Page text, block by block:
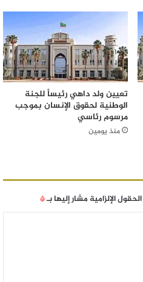
تعيين ولد داهي رئيساً للجنة
الوطنية لحقوق الإنسان بموجب
مرسوم رئاسي
منذ يومين
الحقول الإلزامية مشار إليها بـ*